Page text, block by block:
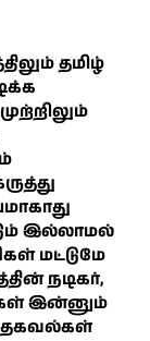
தமிழ்
இல்லாமல்
மட்டுமே
நடிகர்,
இன்னும்
தகவல்கள்